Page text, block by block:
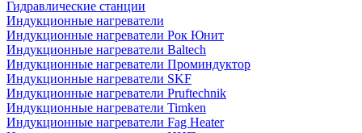
Гидравлические станции
Индукционные нагреватели
Индукционные нагреватели Рок Юнит
Индукционные нагреватели Baltech
Индукционные нагреватели Проминдуктор
Индукционные нагреватели SKF
Индукционные нагреватели Pruftechnik
Индукционные нагреватели Timken
Индукционные нагреватели Fag Heater